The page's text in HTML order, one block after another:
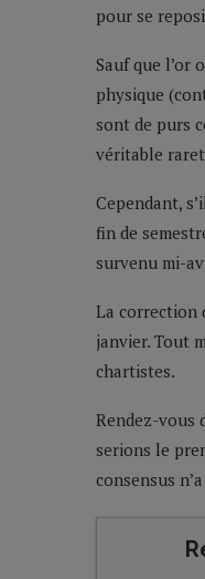
pour se
Sauf que l’or
physique
sont de purs
véritable
Cependant,
fin de
survenu mi-
La correction
janvier. Tout
chartistes.
Rendez-vous
serions le
consensus